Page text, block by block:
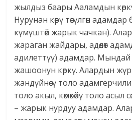
жылдыз баары Ааламдын
Нурунан көөрү төгүлгөн
күмүштөй жарык чачкан).
жараган жайдары, адөөлөт
адилеттүү) адамдар.
жашоонун көркү. Алардын
жандүйнөсү толо
толо акыл, көмөкөйү толо
– жарык нурдуу адамдар.